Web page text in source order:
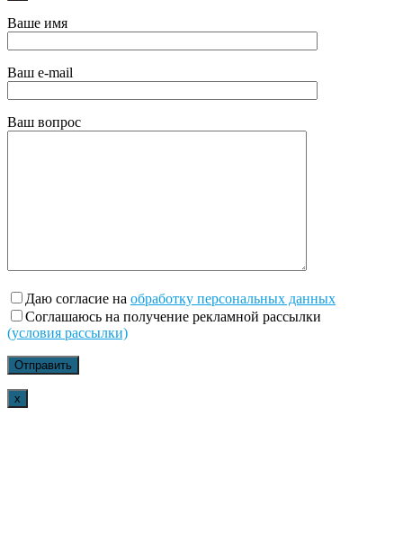
Ваше имя
Ваш e-mail
Ваш вопрос
Даю согласие на обработку персональных данных
Соглашаюсь на получение рекламной рассылки
(условия рассылки)
x